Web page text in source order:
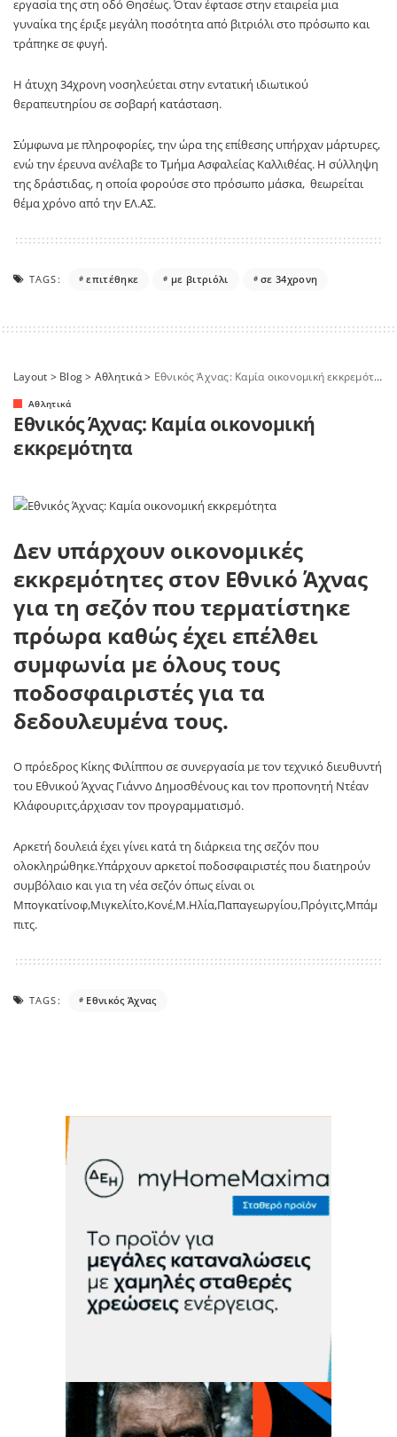
εργασία της στη οδό Θησέως. Όταν έφτασε στην εταιρεία μια
γυναίκα της έριξε μεγάλη ποσότητα από βιτριόλι στο πρόσωπο και
τράπηκε σε φυγή.
Η άτυχη 34χρονη νοσηλεύεται στην εντατική ιδιωτικού
θεραπευτηρίου σε σοβαρή κατάσταση.
Σύμφωνα με πληροφορίες, την ώρα της επίθεσης υπήρχαν μάρτυρες,
ενώ την έρευνα ανέλαβε το Τμήμα Ασφαλείας Καλλιθέας. Η σύλληψη
της δράστιδας, η οποία φορούσε στο πρόσωπο μάσκα, θεωρείται
θέμα χρόνο από την ΕΛ.ΑΣ.
TAGS: επιτέθηκε με βιτριόλι σε 34χρονη
Layout > Blog> Αθλητικά> Εθνικός Άχνας: Καμία οικονομική εκκρεμότητα
Αθλητικά
Εθνικός Άχνας: Καμία οικονομική
εκκρεμότητα
Δεν υπάρχουν οικονομικές
εκκρεμότητες στον Εθνικό Άχνας
για τη σεζόν που τερματίστηκε
πρόωρα καθώς έχει επέλθει
συμφωνία με όλους τους
ποδοσφαιριστές για τα
δεδουλευμένα τους.
Ο πρόεδρος Κίκης Φιλίππου σε συνεργασία με τον τεχνικό διευθυντή
του Εθνικού Άχνας Γιάννο Δημοσθένους και τον προπονητή Ντέαν
Κλάφουριτς,άρχισαν τον προγραμματισμό.
Αρκετή δουλειά έχει γίνει κατά τη διάρκεια της σεζόν που
ολοκληρώθηκε.Υπάρχουν αρκετοί ποδοσφαιριστές που διατηρούν
συμβόλαιο και για τη νέα σεζόν όπως είναι οι
Μπογκατίνοφ,Μιγκελίτο,Κονέ,Μ.Ηλία,Παπαγεωργίου,Πρόγιτς,Μπάμ
πιτς.
TAGS: Εθνικός Άχνας